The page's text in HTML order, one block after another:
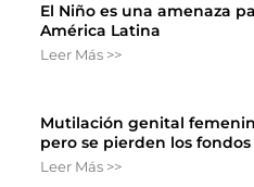
El Niño es una amenaza
América Latina
Leer Más >>
Mutilación genital
pero se pierden los fondos
Leer Más >>